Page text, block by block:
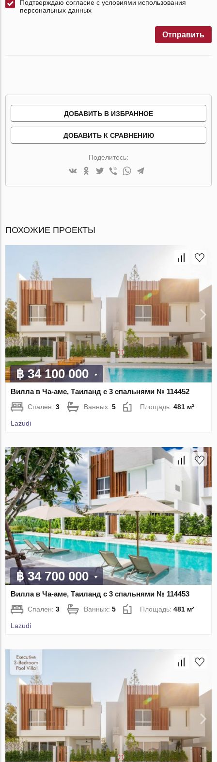
Подтверждаю согласие с условиями использования
персональных данных
Отправить
ДОБАВИТЬ В ИЗБРАННОЕ
ДОБАВИТЬ К СРАВНЕНИЮ
Поделитесь:
ПОХОЖИЕ ПРОЕКТЫ
฿ 34 100 000
Вилла в Ча-аме, Таиланд с 3 спальнями № 114452
Спален:3 Ванных:5 Площадь:481 м²
Lazudi
฿ 34 700 000
Вилла в Ча-аме, Таиланд с 3 спальнями № 114453
Спален:3 Ванных:5 Площадь:481 м²
Lazudi